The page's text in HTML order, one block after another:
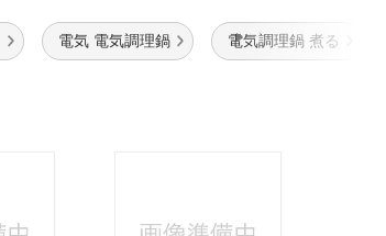
電気 電気調理鍋 電気調理鍋 煮る